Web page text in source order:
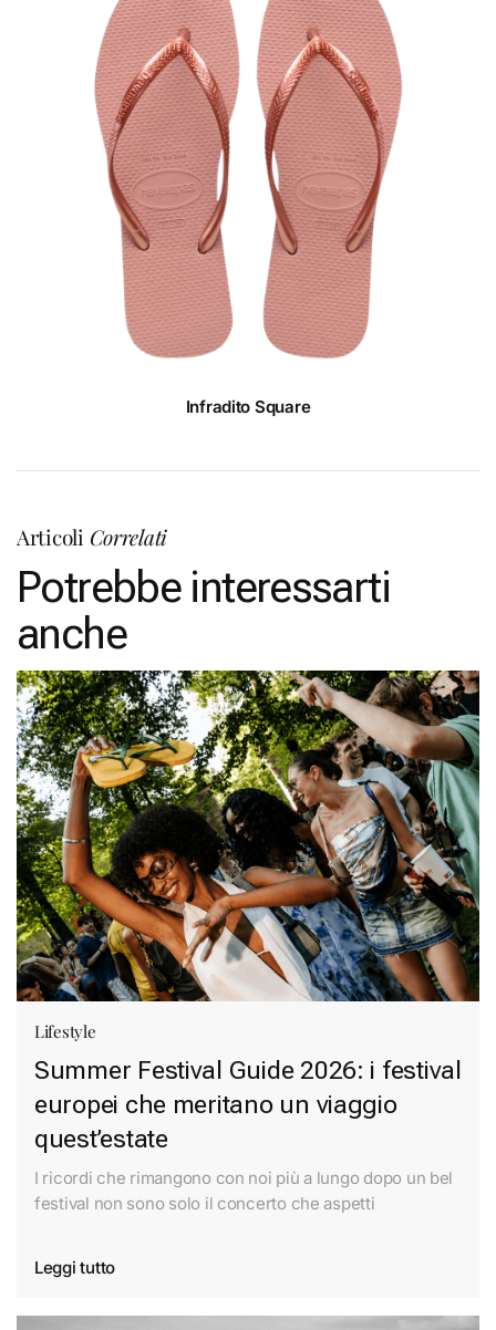
Infradito Square
Articoli Correlati
Potrebbe interessarti
anche
Lifestyle
Summer Festival Guide 2026: i festival
europei che meritano un viaggio
quest’estate
I ricordi che rimangono con noi più a lungo dopo un bel
festival non sono solo il concerto che aspetti
Leggi tutto